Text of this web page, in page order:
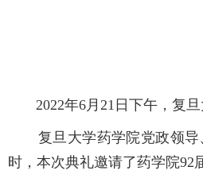
2022年6月21日下午，复旦
复旦大学药学院党政领导、
时，本次典礼邀请了药学院92